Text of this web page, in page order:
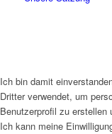
Ich bin damit
Dritter verwendet, um
Benutzerprofil zu erstellen
Ich kann meine